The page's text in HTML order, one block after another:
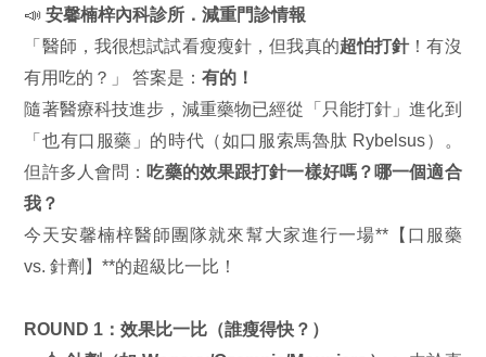
📣安馨楠梓內科診所．減重門診情報
「醫師，我很想試試看瘦瘦針，但我真的超怕打針！有沒
有用吃的？」 答案是：有的！
隨著醫療科技進步，減重藥物已經從「只能打針」進化到
「也有口服藥」的時代（如口服索馬魯肽 Rybelsus）。
但許多人會問：吃藥的效果跟打針一樣好嗎？哪一個適合
我？
今天安馨楠梓醫師團隊就來幫大家進行一場**【口服藥
vs. 針劑】**的超級比一比！
ROUND 1：效果比一比（誰瘦得快？）